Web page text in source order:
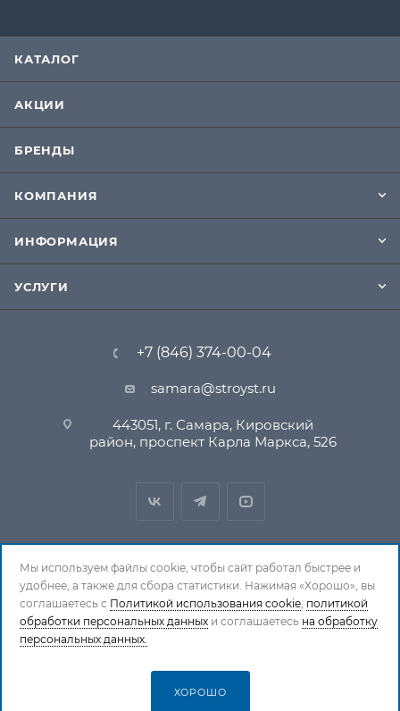
КАТАЛОГ
АКЦИИ
БРЕНДЫ
КОМПАНИЯ
ИНФОРМАЦИЯ
УСЛУГИ
+7 (846) 374-00-04
samara@stroyst.ru
443051, г. Самара, Кировский
район, проспект Карла Маркса, 526
© 1994-2026 СтройСистема. Все права защищены. При
копировании материалов ссылка на страницу-
источник обязательна.
Мы используем файлы cookie, чтобы сайт работал быстрее и
удобнее, а также для сбора статистики. Нажимая «Хорошо», вы
соглашаетесь с Политикой использования cookie, политикой
обработки персональных данных и соглашаетесь на обработку
персональных данных.
ХОРОШО